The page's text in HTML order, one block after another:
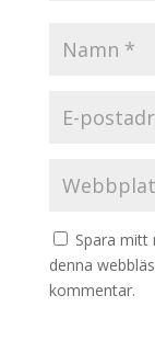
Spara mitt
denna
kommentar.